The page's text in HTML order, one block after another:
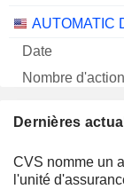
AUTOMATIC
Dernières
CVS nomme un
l'unité